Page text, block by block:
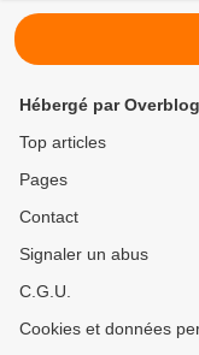
Hébergé par Overblog
Top articles
Pages
Contact
Signaler un abus
C.G.U.
Cookies et données